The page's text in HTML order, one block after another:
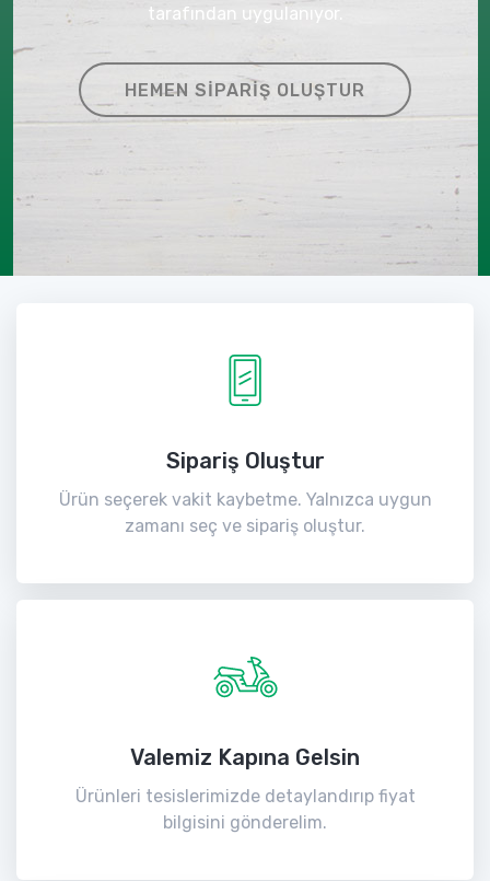
tarafından uygulanıyor.
HEMEN SIPARIŞ OLUŞTUR
Sipariş Oluştur
Ürün seçerek vakit kaybetme. Yalnızca uygun
zamanı seç ve sipariş oluştur.
Valemiz Kapına Gelsin
Ürünleri tesislerimizde detaylandırıp fiyat
bilgisini gönderelim.